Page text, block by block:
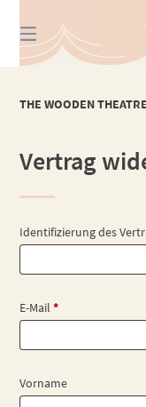
zum
Inhalt
THE WOODEN THEATRE
Vertrag
Identifizierung des
E-Mail*
E-
Vorname